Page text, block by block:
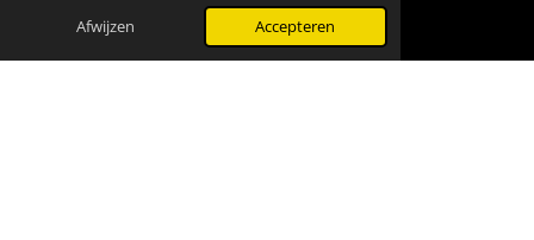
Afwijzen Accepteren
WhatsApp